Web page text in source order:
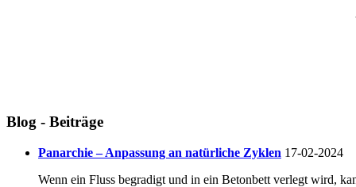
Blog - Beiträge
Panarchie – Anpassung an natürliche Zyklen 17-02-2024
Wenn ein Fluss begradigt und in ein Betonbett verlegt wird,